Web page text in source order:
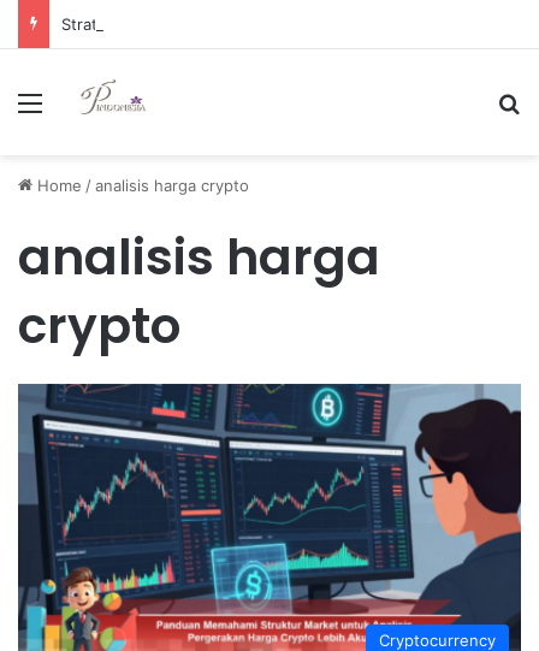
Menu
Home /analisis harga crypto
analisis harga
crypto
Cryptocurrency